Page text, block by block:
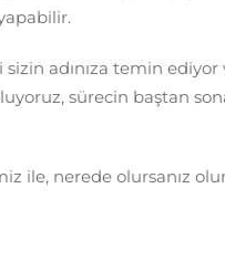
adınıza temin
sürecin baştan
ile, nerede olursanız